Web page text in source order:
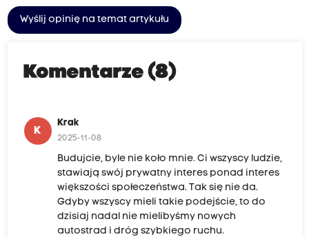
Wyślij opinię na temat artykułu
Komentarze (8)
K
Krak
2025-11-08
Budujcie, byle nie koło mnie. Ci wszyscy ludzie,
stawiają swój prywatny interes ponad interes
większości społeczeństwa. Tak się nie da.
Gdyby wszyscy mieli takie podejście, to do
dzisiaj nadal nie mielibyśmy nowych
autostrad i dróg szybkiego ruchu.